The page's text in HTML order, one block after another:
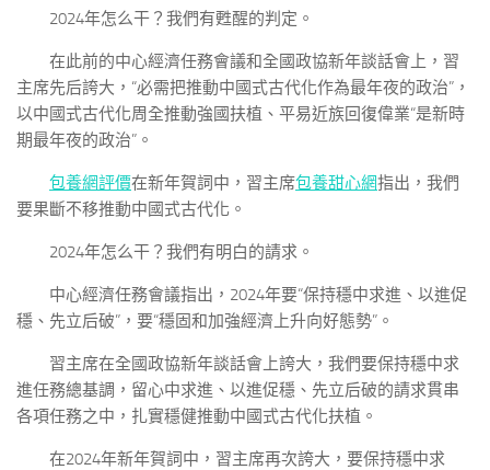
2024年怎么干？我們有甦醒的判定。
在此前的中心經濟任務會議和全國政協新年談話會上，習
主席先后誇大，“必需把推動中國式古代化作為最年夜的政治”，
以中國式古代化周全推動強國扶植、平易近族回復偉業“是新時
期最年夜的政治”。
包養網評價在新年賀詞中，習主席包養甜心網指出，我們
要果斷不移推動中國式古代化。
2024年怎么干？我們有明白的請求。
中心經濟任務會議指出，2024年要“保持穩中求進、以進促
穩、先立后破”，要“穩固和加強經濟上升向好態勢”。
習主席在全國政協新年談話會上誇大，我們要保持穩中求
進任務總基調，留心中求進、以進促穩、先立后破的請求貫串
各項任務之中，扎實穩健推動中國式古代化扶植。
在2024年新年賀詞中，習主席再次誇大，要保持穩中求